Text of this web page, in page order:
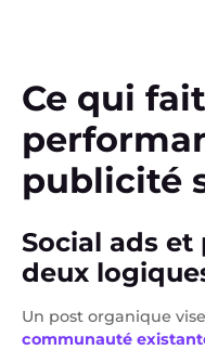
Ce qui
publicité
Social ads
deux
Un post organique vise
communauté